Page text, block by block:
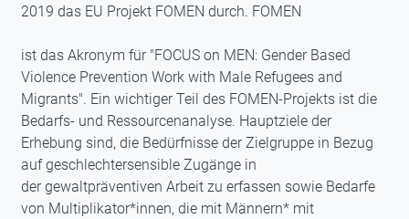
2019 das EU Projekt FOMEN durch. FOMEN
ist das Akronym für "FOCUS on MEN: Gender Based
Violence Prevention Work with Male Refugees and
Migrants". Ein wichtiger Teil des FOMEN-Projekts ist die
Bedarfs- und Ressourcenanalyse. Hauptziele der
Erhebung sind, die Bedürfnisse der Zielgruppe in Bezug
auf geschlechtersensible Zugänge in
der gewaltpräventiven Arbeit zu erfassen sowie Bedarfe
von Multiplikator*innen, die mit Männern* mit